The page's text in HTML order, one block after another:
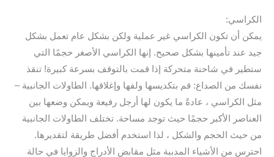
الكراسي:
يمكن أن تكون الكراسي غير عملية ولكن بشكل عام تعمل بشكل
جيد عند تأمينها بشكل صحيح. إنها الكراسي الأصغر حجمًا التي
ستطير في شاحنة متحركة إذا قمت بالتوقف بسرعة كبيرة! تنقذ
نفسك من الصداع: قم بتكديسها ولفها وإغلاقها. الطاولات الجانبية –
مثل الكراسي ، عادةً ما يكون لها أرجل رفيعة ويمكن وضعها بين
العناصر الأكبر حجمًا حيث توجد مساحة. تختلف الطاولات الجانبية
من حيث الحجم والشكل ، لذا استخدم أفضل طريقة لتقديرها.
احترس من الأشياء المدببة مثل مقابض الأدراج والزوايا في حالة